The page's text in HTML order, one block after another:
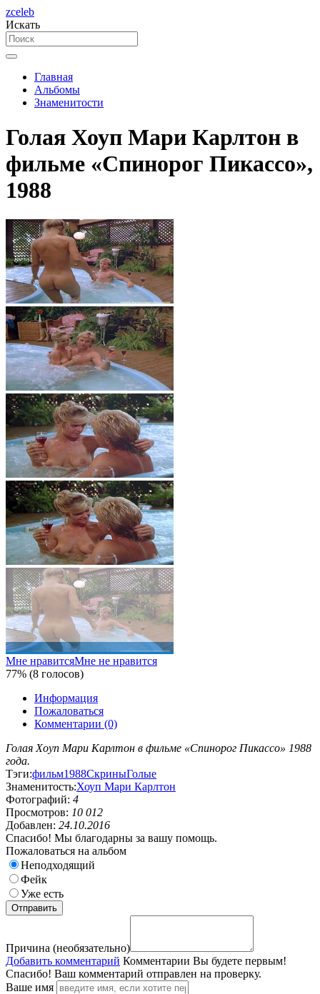
zceleb
Искать
Главная
Альбомы
Знаменитости
Голая Хоуп Мари Карлтон в
фильме «Спинорог Пикассо»,
1988
Мне нравитсяМне не нравится
77% (8 голосов)
Информация
Пожаловаться
Комментарии (0)
Голая Хоуп Мари Карлтон в фильме «Спинорог Пикассо» 1988
года.
Тэги:фильм1988СкриныГолые
Знаменитость:Хоуп Мари Карлтон
Фотографий: 4
Просмотров: 10 012
Добавлен: 24.10.2016
Спасибо! Мы благодарны за вашу помощь.
Пожаловаться на альбом
Неподходящий
Фейк
Уже есть
Причина (необязательно)
Добавить комментарий Комментарии Вы будете первым!
Спасибо! Ваш комментарий отправлен на проверку.
Ваше имя